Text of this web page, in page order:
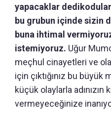
yapacaklar
bu grubun içinde sizin
buna ihtimal
istemiyoruz. Uğur
meçhul cinayetleri ve
için çıktığınız bu
küçük olaylarla adınızın
vermeyeceğinize